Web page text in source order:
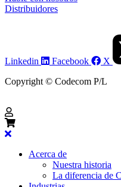
Distribuidores
Linkedin Facebook
X
Copyright © Codecom P/L
Acerca de
Nuestra historia
La diferencia de